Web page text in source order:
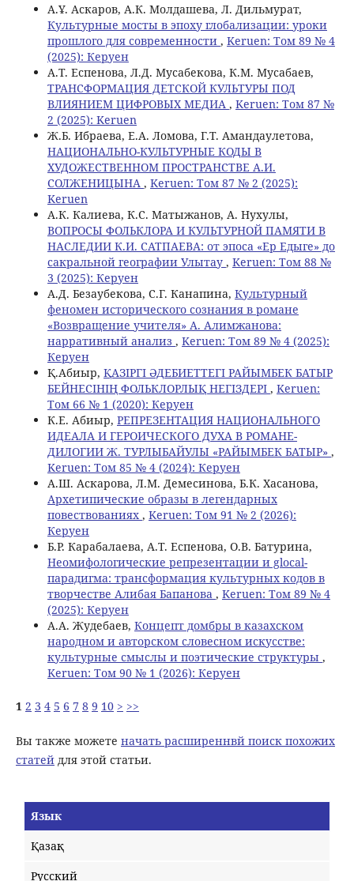
А.Ұ. Аскаров, А.К. Молдашева, Л. Дильмурат,
Культурные мосты в эпоху глобализации: уроки
прошлого для современности , Keruen: Том 89 № 4
(2025): Керуен
А.Т. Еспенова, Л.Д. Мусабекова, К.М. Мусабаев,
ТРАНСФОРМАЦИЯ ДЕТСКОЙ КУЛЬТУРЫ ПОД
ВЛИЯНИЕМ ЦИФРОВЫХ МЕДИА , Keruen: Том 87 №
2 (2025): Keruen
Ж.Б. Ибраева, E.A. Ломова, Г.Т. Амандaулетова,
НАЦИОНАЛЬНО-КУЛЬТУРНЫЕ КОДЫ В
ХУДОЖЕСТВЕННОМ ПРОСТРАНСТВЕ А.И.
СОЛЖЕНИЦЫНА , Keruen: Том 87 № 2 (2025):
Keruen
А.К. Калиева, К.С. Матыжанов, А. Нухулы,
ВОПРОСЫ ФОЛЬКЛОРА И КУЛЬТУРНОЙ ПАМЯТИ В
НАСЛЕДИИ К.И. САТПАЕВА: от эпоса «Ер Едыге» до
сакральной географии Улытау , Keruen: Том 88 №
3 (2025): Керуен
А.Д. Безаубекова, С.Г. Канапина, Культурный
феномен исторического сознания в романе
«Возвращение учителя» А. Алимжанова:
нарративный анализ , Keruen: Том 89 № 4 (2025):
Керуен
Қ.Абиыр, ҚАЗІРГІ ӘДЕБИЕТТЕГІ РАЙЫМБЕК БАТЫР
БЕЙНЕСІНІҢ ФОЛЬКЛОРЛЫҚ НЕГІЗДЕРІ , Keruen:
Том 66 № 1 (2020): Керуен
К.Е. Абиыр, РЕПРЕЗЕНТАЦИЯ НАЦИОНАЛЬНОГО
ИДЕАЛА И ГЕРОИЧЕСКОГО ДУХА В РОМАНЕ-
ДИЛОГИИ Ж. ТУРЛЫБАЙУЛЫ «РАЙЫМБЕК БАТЫР» ,
Keruen: Том 85 № 4 (2024): Керуен
А.Ш. Аскарова, Л.М. Демесинова, Б.К. Хасанова,
Архетипические образы в легендарных
повествованиях , Keruen: Том 91 № 2 (2026):
Керуен
Б.Р. Карабалаева, A.T. Еспенова, O.B. Батурина,
Неомифологические репрезентации и glocal-
парадигма: трансформация культурных кодов в
творчестве Алибая Бапанова , Keruen: Том 89 № 4
(2025): Керуен
А.А. Жудебаев, Концепт домбры в казахском
народном и авторском словесном искусстве:
культурные смыслы и поэтические структуры ,
Keruen: Том 90 № 1 (2026): Керуен
1 2 3 4 5 6 7 8 9 10 > >>
Вы также можете начать расширеннвй поиск похожих
статейдля этой статьи.
Язык
Қазақ
Русский